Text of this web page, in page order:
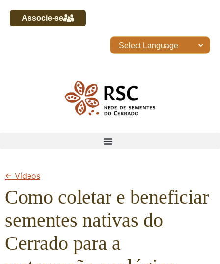
Associe-se
← Vídeos
Como coletar e beneficiar
sementes nativas do
Cerrado para a